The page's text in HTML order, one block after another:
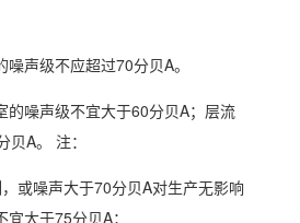
声级不应超过70分贝A。
的噪声级不宜大于60分贝A；层流
A。 注：
或噪声大于70分贝A对生产无影响
宜大于75分贝A；